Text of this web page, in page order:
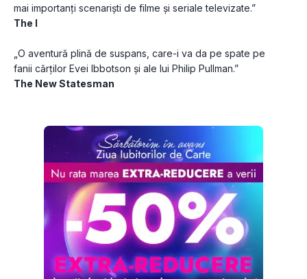
mai importanți scenariști de filme și seriale televizate.”
The I
„O aventură plină de suspans, care-i va da pe spate pe
fanii cărților Evei Ibbotson și ale lui Philip Pullman.”
The New Statesman